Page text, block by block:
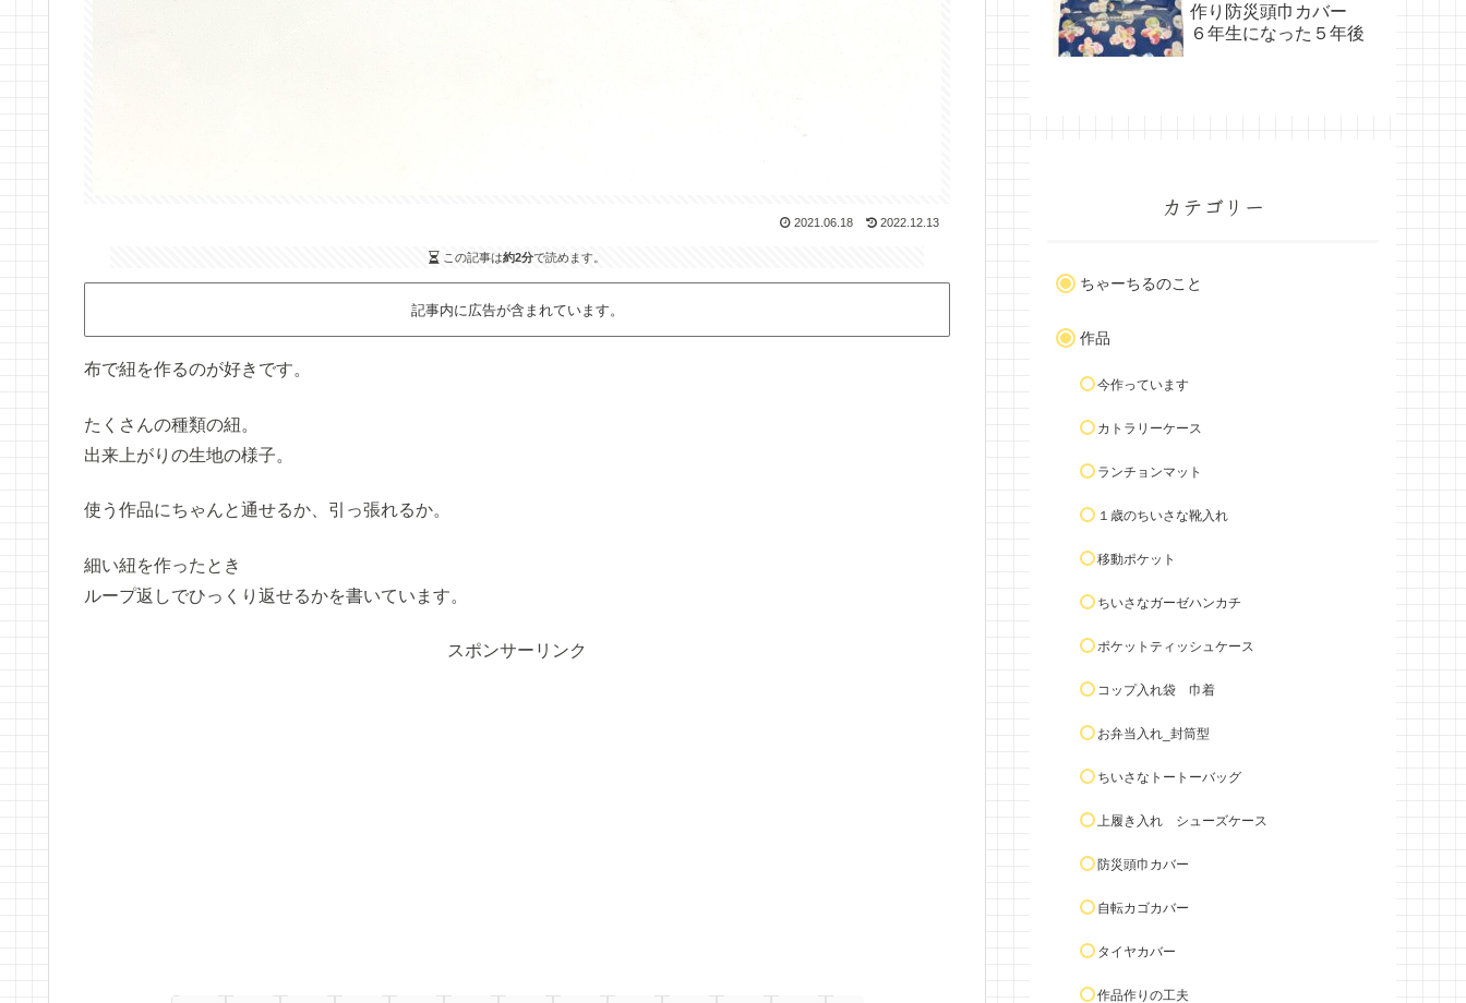
2021.06.18 2022.12.13
この記事は約2分で読めます。
記事内に広告が含まれています。
布で紐を作るのが好きです。
たくさんの種類の紐。
出来上がりの生地の様子。
使う作品にちゃんと通せるか、引っ張れるか。
細い紐を作ったとき
ループ返しでひっくり返せるかを書いています。
スポンサーリンク
作り防災頭巾カバー
６年生になった５年後
カテゴリー
ちゃーちるのこと
作品
今作っています
カトラリーケース
ランチョンマット
１歳のちいさな靴入れ
移動ポケット
ちいさなガーゼハンカチ
ポケットティッシュケース
コップ入れ袋 巾着
お弁当入れ_封筒型
ちいさなトートーバッグ
上履き入れ シューズケース
防災頭巾カバー
自転カゴカバー
タイヤカバー
作品作りの工夫